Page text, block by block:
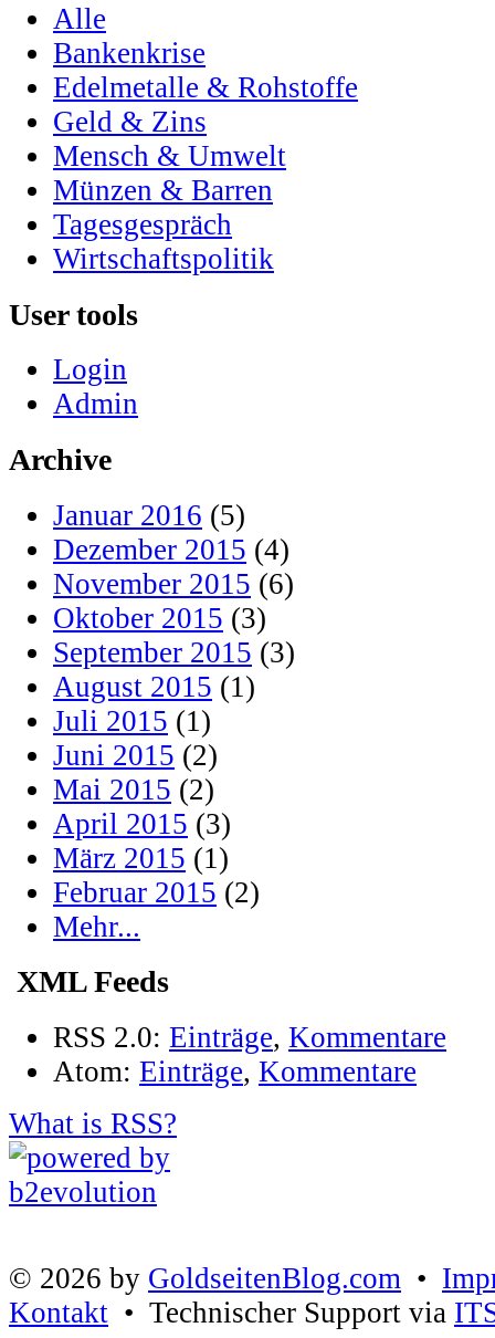
Alle
Bankenkrise
Edelmetalle & Rohstoffe
Geld & Zins
Mensch & Umwelt
Münzen & Barren
Tagesgespräch
Wirtschaftspolitik
User tools
Login
Admin
Archive
Januar 2016 (5)
Dezember 2015 (4)
November 2015 (6)
Oktober 2015 (3)
September 2015 (3)
August 2015 (1)
Juli 2015 (1)
Juni 2015 (2)
Mai 2015 (2)
April 2015 (3)
März 2015 (1)
Februar 2015 (2)
Mehr...
XML Feeds
RSS 2.0: Einträge, Kommentare
Atom: Einträge, Kommentare
What is RSS?
© 2026 by GoldseitenBlog.com •
Kontakt • Technischer Support via